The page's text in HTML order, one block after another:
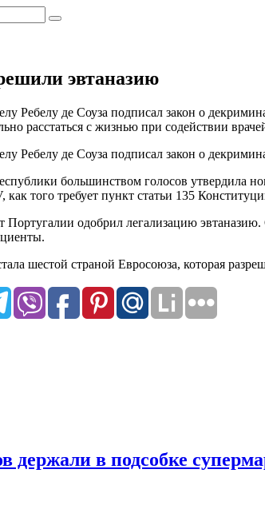
эвтаназию
Ребелу де Соуза подписал закон о
расстаться с жизнью при содействии
Ребелу де Соуза подписал закон о
большинством голосов утвердила
того требует пункт статьи 135
Португалии одобрил легализацию
шестой страной Евросоюза, которая
держали в подсобке